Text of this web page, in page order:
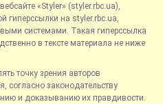
«Styler» (styler.rbc.ua),
гиперссылки на styler.rbc.ua,
системами. Такая гиперссылка
в тексте материала не ниже
точку зрения авторов
согласно законодательству
и доказыванию их правдивости.